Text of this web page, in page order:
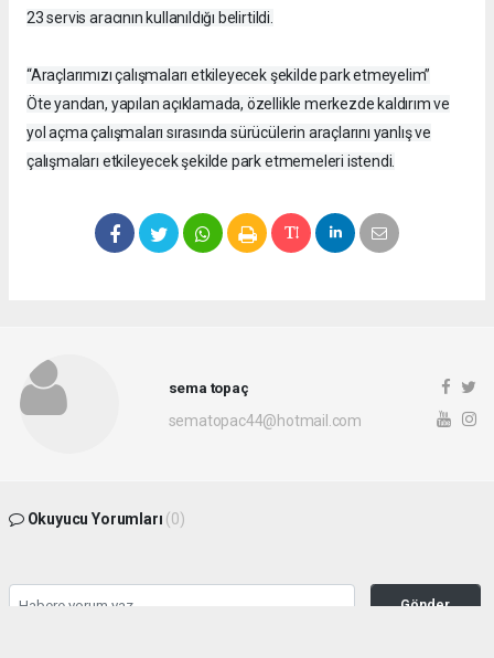
23 servis aracının kullanıldığı belirtildi.
“Araçlarımızı çalışmaları etkileyecek şekilde park etmeyelim”
Öte yandan, yapılan açıklamada, özellikle merkezde kaldırım ve
yol açma çalışmaları sırasında sürücülerin araçlarını yanlış ve
çalışmaları etkileyecek şekilde park etmemeleri istendi.
sema topaç
sematopac44@hotmail.com
Okuyucu Yorumları (0)
Gönder